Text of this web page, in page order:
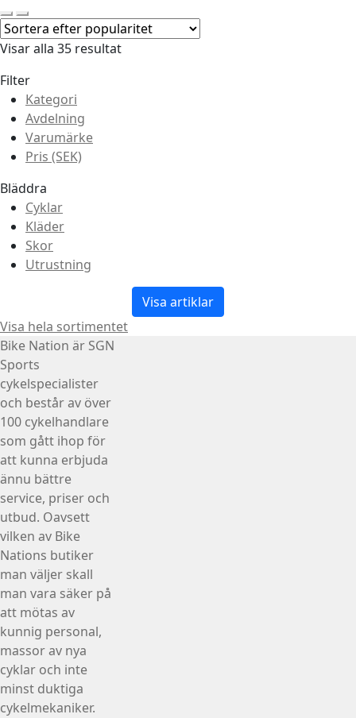
Visar alla 35 resultat
Filter
Kategori
Avdelning
Varumärke
Pris (SEK)
Bläddra
Cyklar
Kläder
Skor
Utrustning
Visa artiklar
Visa hela sortimentet
Bike Nation är SGN
Sports
cykelspecialister
och består av över
100 cykelhandlare
som gått ihop för
att kunna erbjuda
ännu bättre
service, priser och
utbud. Oavsett
vilken av Bike
Nations butiker
man väljer skall
man vara säker på
att mötas av
kunnig personal,
massor av nya
cyklar och inte
minst duktiga
cykelmekaniker.